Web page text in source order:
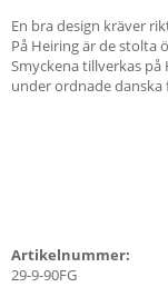
En bra design kräver
På Heiring är de stolta
Smyckena tillverkas
under ordnade danska
Artikelnummer:
29-9-90FG